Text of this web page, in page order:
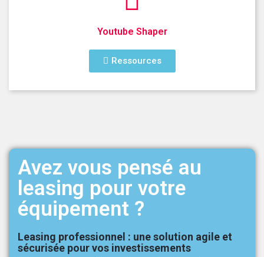
Youtube Shaper
Ressources
Avez vous pensé au
leasing pour votre
équipement ?
Leasing professionnel : une solution agile et
sécurisée pour vos investissements